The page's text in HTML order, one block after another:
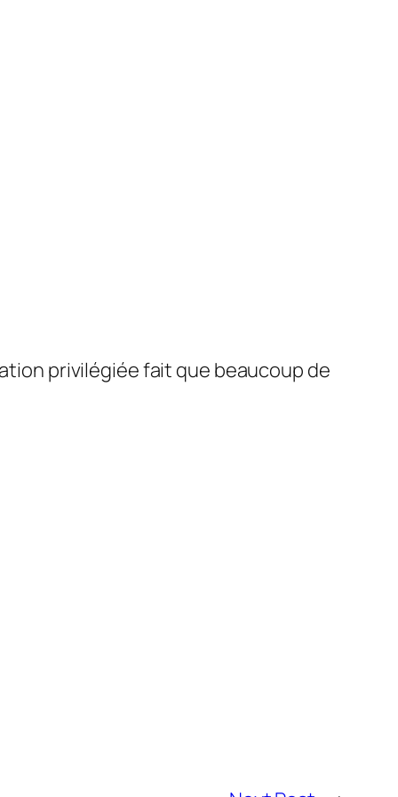
privilégiée fait que beaucoup de